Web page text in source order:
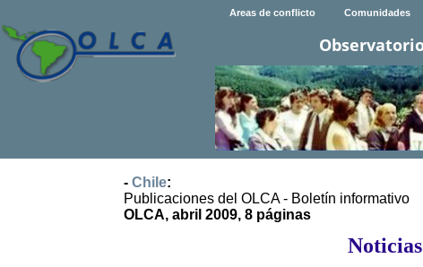
Areas de conflicto Comunidades
- Chile:
Publicaciones del OLCA - Boletín informativo
OLCA, abril 2009, 8 páginas